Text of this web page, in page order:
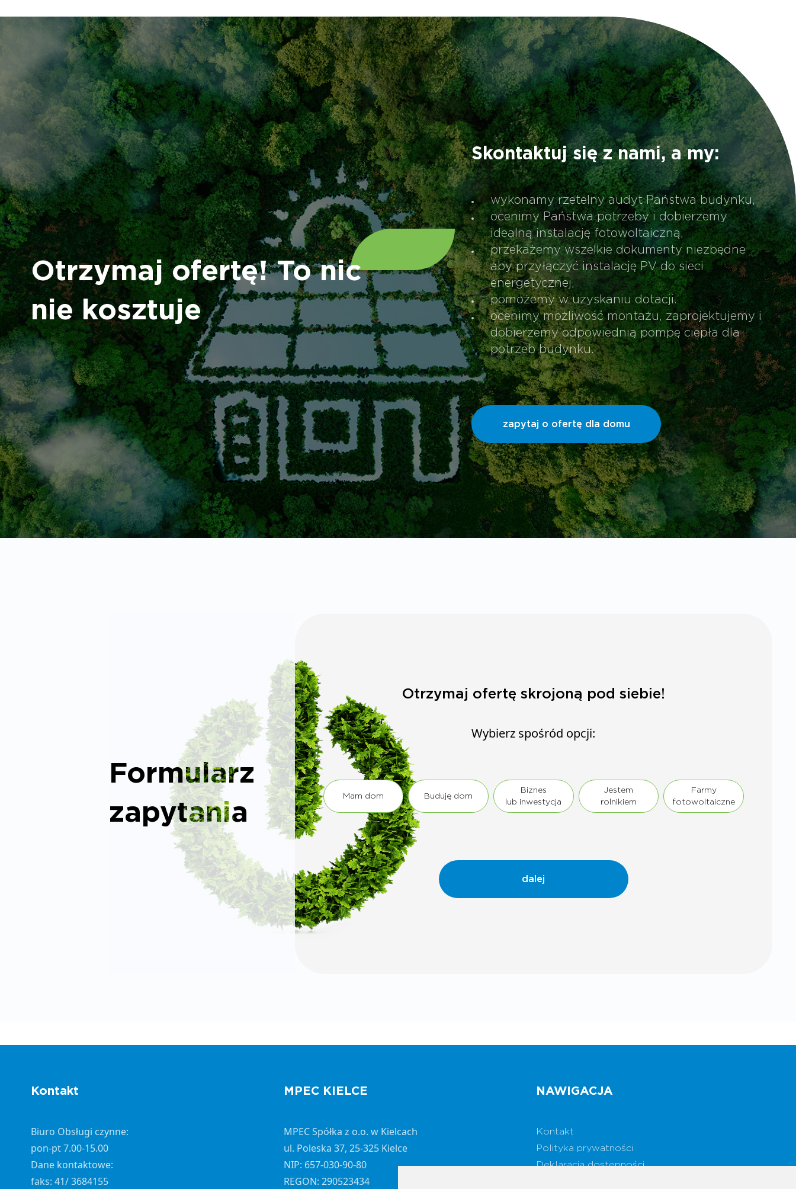
Otrzymaj ofertę! To nic
nie kosztuje
Skontaktuj się z nami, a my:
wykonamy rzetelny audyt Państwa budynku,
ocenimy Państwa potrzeby i dobierzemy
idealną instalację fotowoltaiczną,
przekażemy wszelkie dokumenty niezbędne
aby przyłączyć instalację PV do sieci
energetycznej,
pomożemy w uzyskaniu dotacji.
ocenimy możliwość montażu, zaprojektujemy i
dobierzemy odpowiednią pompę ciepła dla
potrzeb budynku.
zapytaj o ofertę dla domu
Formularz
zapytania
Otrzymaj ofertę skrojoną pod siebie!
Wybierz spośród opcji:
Mam dom Buduję dom
Biznes
lub inwestycja
Jestem
rolnikiem
Farmy
fotowoltaiczne
dalej
Kontakt
Biuro Obsługi czynne:
pon-pt 7.00-15.00
Dane kontaktowe:
faks: 41/ 3684155
MPEC KIELCE
MPEC Spółka z o.o. w Kielcach
ul. Poleska 37, 25-325 Kielce
NIP: 657-030-90-80
REGON: 290523434
NAWIGACJA
Kontakt
Polityka prywatności
Deklaracja dostępności